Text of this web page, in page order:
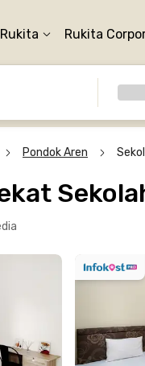
Rukita
Pondok Aren